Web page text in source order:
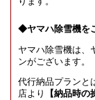
◆ヤマハ除雪機を
ヤマハ除雪機は、
ンがございます。
代行納品プランと
店より
【納品時